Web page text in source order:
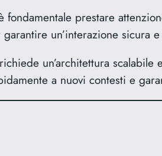
fondamentale prestare
un’interazione sicura
un’architettura
a nuovi contesti e